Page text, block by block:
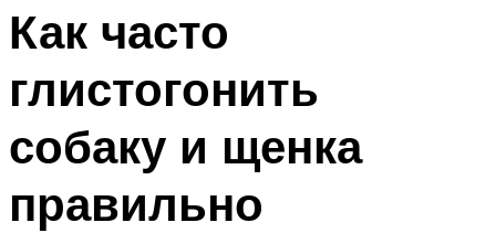
Как часто
глистогонить
собаку и щенка
правильно